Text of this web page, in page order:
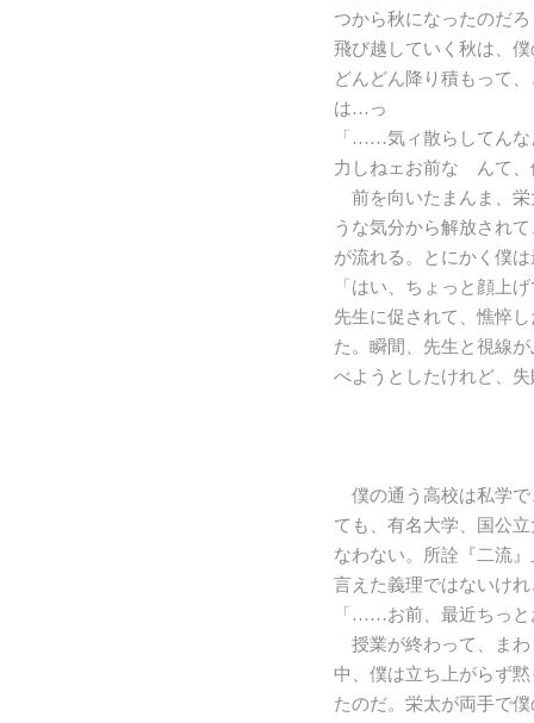
つから秋になったのだ
飛び越していく秋は、
どんどん降り積もって
は…っ
「……気ィ散らしてんな
力しねェお前な んて、
前を向いたまんま、栄
うな気分から解放され
が流れる。とにかく僕
「はい、ちょっと顔上
先生に促されて、憔悴
た。瞬間、先生と視線
べようとしたけれど、
僕の通う高校は私学で
ても、有名大学、国公
なわない。所詮『二流
言えた義理ではないけれ
「……お前、最近ちっと
授業が終わって、まわ
中、僕は立ち上がらず
たのだ。栄太が両手で